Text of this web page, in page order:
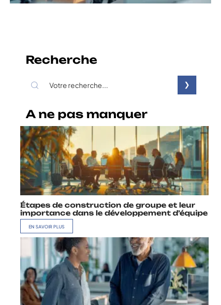
Recherche
A ne pas manquer
Étapes de construction de groupe et leur
importance dans le développement d’équipe
EN SAVOIR PLUS